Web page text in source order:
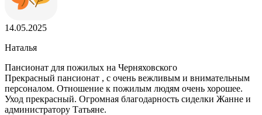
14.05.2025
Наталья
Пансионат для пожилых на Черняховского
Прекрасный пансионат , с очень вежливым и внимательным
персоналом. Отношение к пожилым людям очень хорошее.
Уход прекрасный. Огромная благодарность сиделки Жанне и
администратору Татьяне.